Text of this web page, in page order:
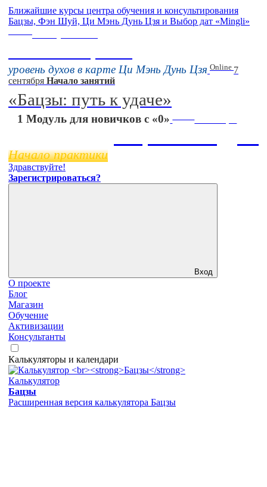
Ближайшие курсы центра обучения и консультирования
Бацзы, Фэн Шуй, Ци Мэнь Дунь Цзя и Выбор дат «Mingli»
уровень духов в карте Ци Мэнь Дунь Цзя Online 7
сентября Начало занятий
«Бацзы: путь к удаче»
1 Модуль для новичков с «0» 11 ноября
Начало практики
Здравствуйте!
Зарегистрироваться?
Вход
О проекте
Блог
Магазин
Обучение
Активизации
Консультанты
Калькуляторы и календари
Калькулятор
Бацзы
Расширенная версия калькулятора Бацзы